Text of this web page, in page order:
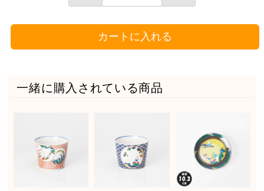
カートに入れる
一緒に購入されている商品